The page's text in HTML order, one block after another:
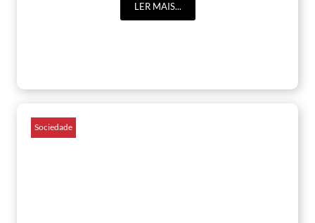
LER MAIS...
Sociedade